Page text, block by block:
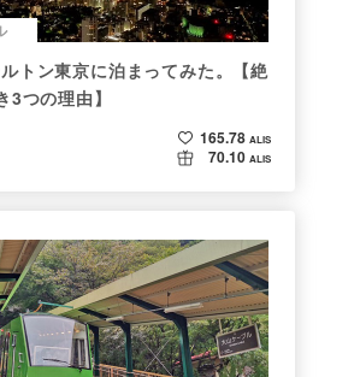
トン東京に泊まってみた。【絶
3つの理由】
165.78 ALIS
70.10 ALIS